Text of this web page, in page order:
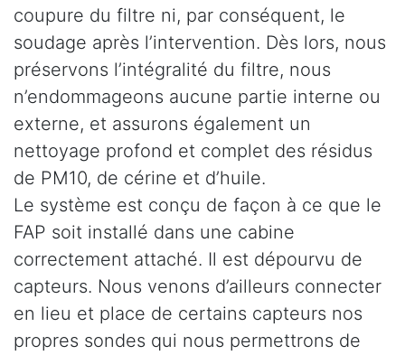
coupure du filtre ni, par conséquent, le
soudage après l’intervention. Dès lors, nous
préservons l’intégralité du filtre, nous
n’endommageons aucune partie interne ou
externe, et assurons également un
nettoyage profond et complet des résidus
de PM10, de cérine et d’huile.
Le système est conçu de façon à ce que le
FAP soit installé dans une cabine
correctement attaché. Il est dépourvu de
capteurs. Nous venons d’ailleurs connecter
en lieu et place de certains capteurs nos
propres sondes qui nous permettrons de